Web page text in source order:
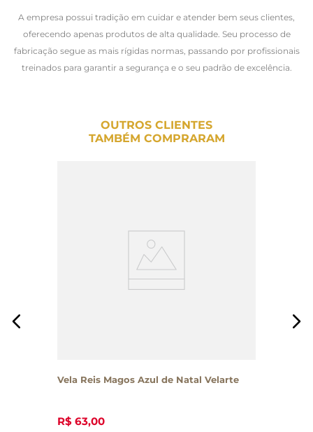
A empresa possui tradição em cuidar e atender bem seus clientes,
oferecendo apenas produtos de alta qualidade. Seu processo de
fabricação segue as mais rígidas normas, passando por profissionais
treinados para garantir a segurança e o seu padrão de excelência.
OUTROS CLIENTES
TAMBÉM COMPRARAM
Vela Reis Magos Azul de Natal Velarte
R$ 63,00